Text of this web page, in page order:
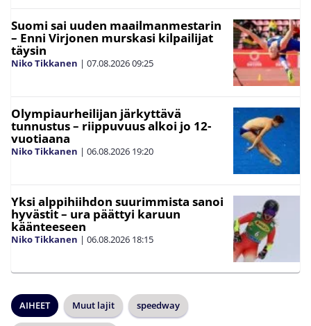
Suomi sai uuden maailmanmestarin
– Enni Virjonen murskasi kilpailijat
täysin
Niko Tikkanen | 07.08.202609:25
Olympiaurheilijan järkyttävä
tunnustus – riippuvuus alkoi jo 12-
vuotiaana
Niko Tikkanen | 06.08.2026 19:20
Yksi alppihiihdon suurimmista sanoi
hyvästit – ura päättyi karuun
käänteeseen
Niko Tikkanen | 06.08.2026 18:15
AIHEET Muut lajit speedway